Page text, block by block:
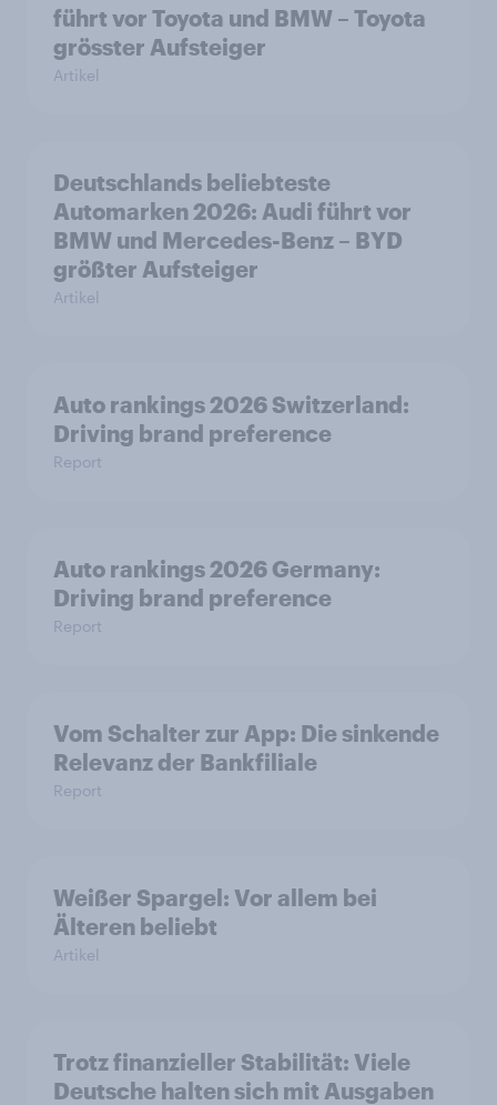
führt vor Toyota und BMW – Toyota
grösster Aufsteiger
Artikel
Deutschlands beliebteste
Automarken 2026: Audi führt vor
BMW und Mercedes-Benz – BYD
größter Aufsteiger
Artikel
Auto rankings 2026 Switzerland:
Driving brand preference
Report
Auto rankings 2026 Germany:
Driving brand preference
Report
Vom Schalter zur App: Die sinkende
Relevanz der Bankfiliale
Report
Weißer Spargel: Vor allem bei
Älteren beliebt
Artikel
Trotz finanzieller Stabilität: Viele
Deutsche halten sich mit Ausgaben